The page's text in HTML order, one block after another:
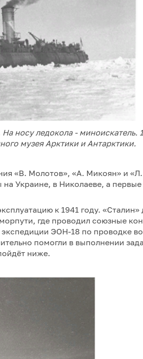
носу ледокола - миноискатель.
музея Арктики и Антарктики.
«В. Молотов», «А. Микоян» и «Л.
Украине, в Николаеве, а первые
к 1941 году. «Сталин»
где проводил союзные
ЭОН-18 по проводке
помогли в выполнении
ниже.